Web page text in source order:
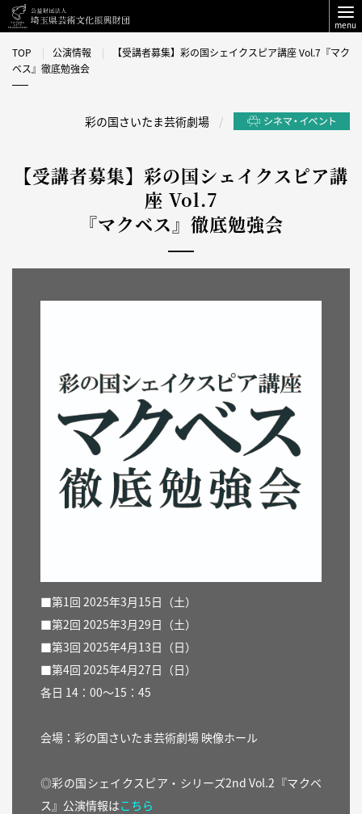
menu
TOP 公演情報
【受講者募集】彩の国シェイクスピア講座 Vol.7『マク
ベス』徹底勉強会
彩の国さいたま芸術劇場
【受講者募集】彩の国シェイクスピア講
座 Vol.7
『マクベス』徹底勉強会
■第1回 2025年3月15日（土）
■第2回 2025年3月29日（土）
■第3回 2025年4月13日（日）
■第4回 2025年4月27日（日）
各日 14：00〜15：45
会場：彩の国さいたま芸術劇場 映像ホール
◎彩の国シェイクスピア・シリーズ2nd Vol.2『マクベ
ス』公演情報はこちら